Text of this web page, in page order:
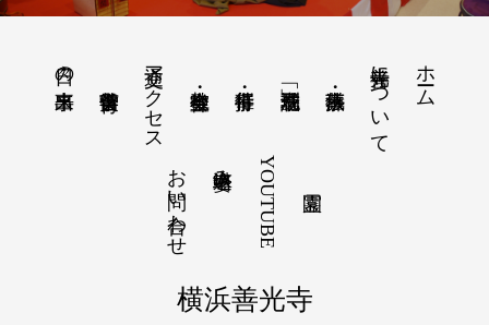
ホーム
善光寺について
交通アクセス
日々の出来事
YOUTUBE
塔婆申込み
お問い合わせ
横浜善光寺